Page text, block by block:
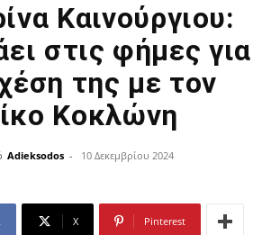
Καινούργιου:
στις φήμες για
της με τον
Κοκλώνη
Adieksodos - 10 Δεκεμβρίου 2024
X Pinterest